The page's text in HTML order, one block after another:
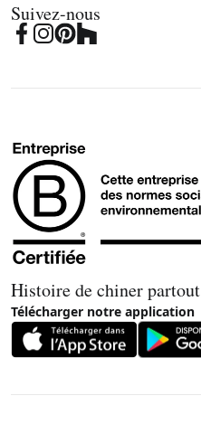
Suivez-nous
Histoire de chiner partout
Télécharger notre application